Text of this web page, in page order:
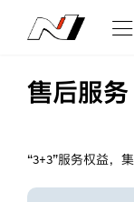
售后服务
“3+3”服务权益，